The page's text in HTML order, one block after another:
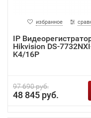
избранное
IP
Hikvision DS-
K4/16P
97 690 руб.
48 845 руб.